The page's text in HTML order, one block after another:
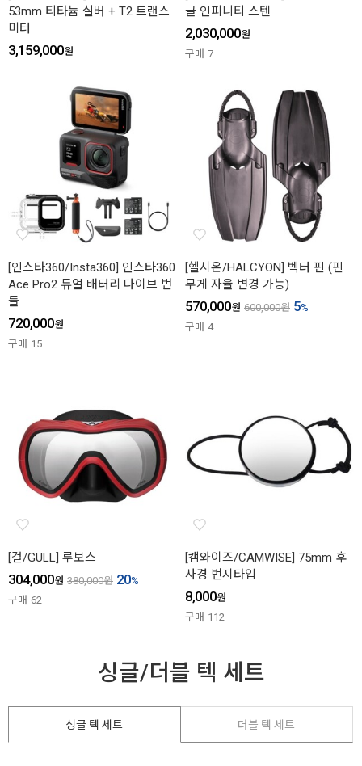
53mm 티타늄 실버 + T2 트랜스
미터
3,159,000원
글 인피니티 스텐
2,030,000원
구매 7
[인스타360/Insta360] 인스타360
Ace Pro2 듀얼 배터리 다이브 번
들
720,000원
구매 15
[헬시온/HALCYON] 벡터 핀 (핀
무게 자율 변경 가능)
570,000원 600,000원 5%
구매 4
[걸/GULL] 루보스
304,000원 380,000원 20%
구매 62
[캠와이즈/CAMWISE] 75mm 후
사경 번지타입
8,000원
구매 112
싱글/더블 텍 세트
싱글 텍 세트 더블 텍 세트